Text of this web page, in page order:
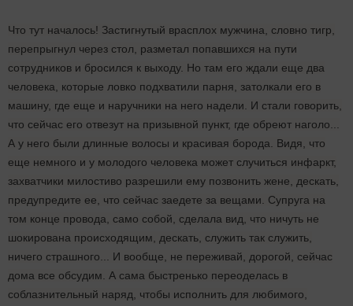
Что тут началось! Застигнутый врасплох мужчина, словно тигр,
перепрыгнул через стол, разметал попавшихся на пути
сотрудников и бросился к выходу. Но там его ждали еще два
человека, которые ловко подхватили парня, затолкали его в
машину, где еще и наручники на него надели. И стали говорить,
что сейчас его отвезут на призывной пункт, где обреют наголо...
А у него были длинные волосы и красивая борода. Видя, что
еще немного и у молодого человека может случиться инфаркт,
захватчики милостиво разрешили ему позвонить жене, дескать,
предупредите ее, что сейчас заедете за вещами. Супруга на
том конце провода, само собой, сделала вид, что ничуть не
шокирована происходящим, дескать, служить так служить,
ничего страшного... И вообще, не переживай, дорогой, сейчас
дома все обсудим. А сама быстренько переоделась в
соблазнительный наряд, чтобы исполнить для любимого,